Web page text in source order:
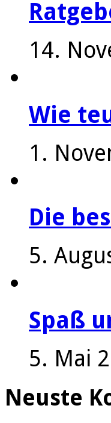
14.
Wie
1.
Die
5.
Spaß
5. Mai
Neuste